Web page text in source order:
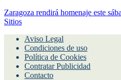
Zaragoza rendirá homenaje este
Sitios
Aviso Legal
Condiciones de uso
Política de Cookies
Contratar Publicidad
Contacto